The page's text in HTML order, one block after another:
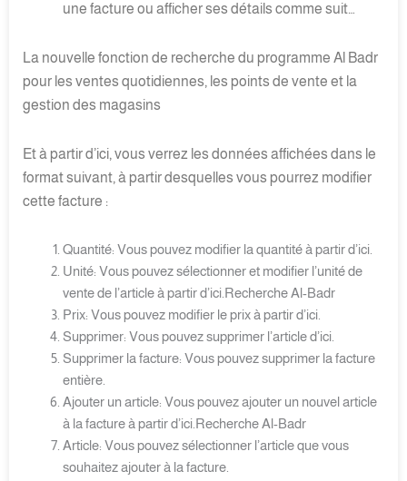
une facture ou afficher ses détails comme suit…
La nouvelle fonction de recherche du programme Al Badr
pour les ventes quotidiennes, les points de vente et la
gestion des magasins
Et à partir d’ici, vous verrez les données affichées dans le
format suivant, à partir desquelles vous pourrez modifier
cette facture :
Quantité: Vous pouvez modifier la quantité à partir d’ici.
Unité: Vous pouvez sélectionner et modifier l’unité de
vente de l’article à partir d’ici.Recherche Al-Badr
Prix: Vous pouvez modifier le prix à partir d’ici.
Supprimer: Vous pouvez supprimer l’article d’ici.
Supprimer la facture: Vous pouvez supprimer la facture
entière.
Ajouter un article: Vous pouvez ajouter un nouvel article
à la facture à partir d’ici.Recherche Al-Badr
Article: Vous pouvez sélectionner l’article que vous
souhaitez ajouter à la facture.